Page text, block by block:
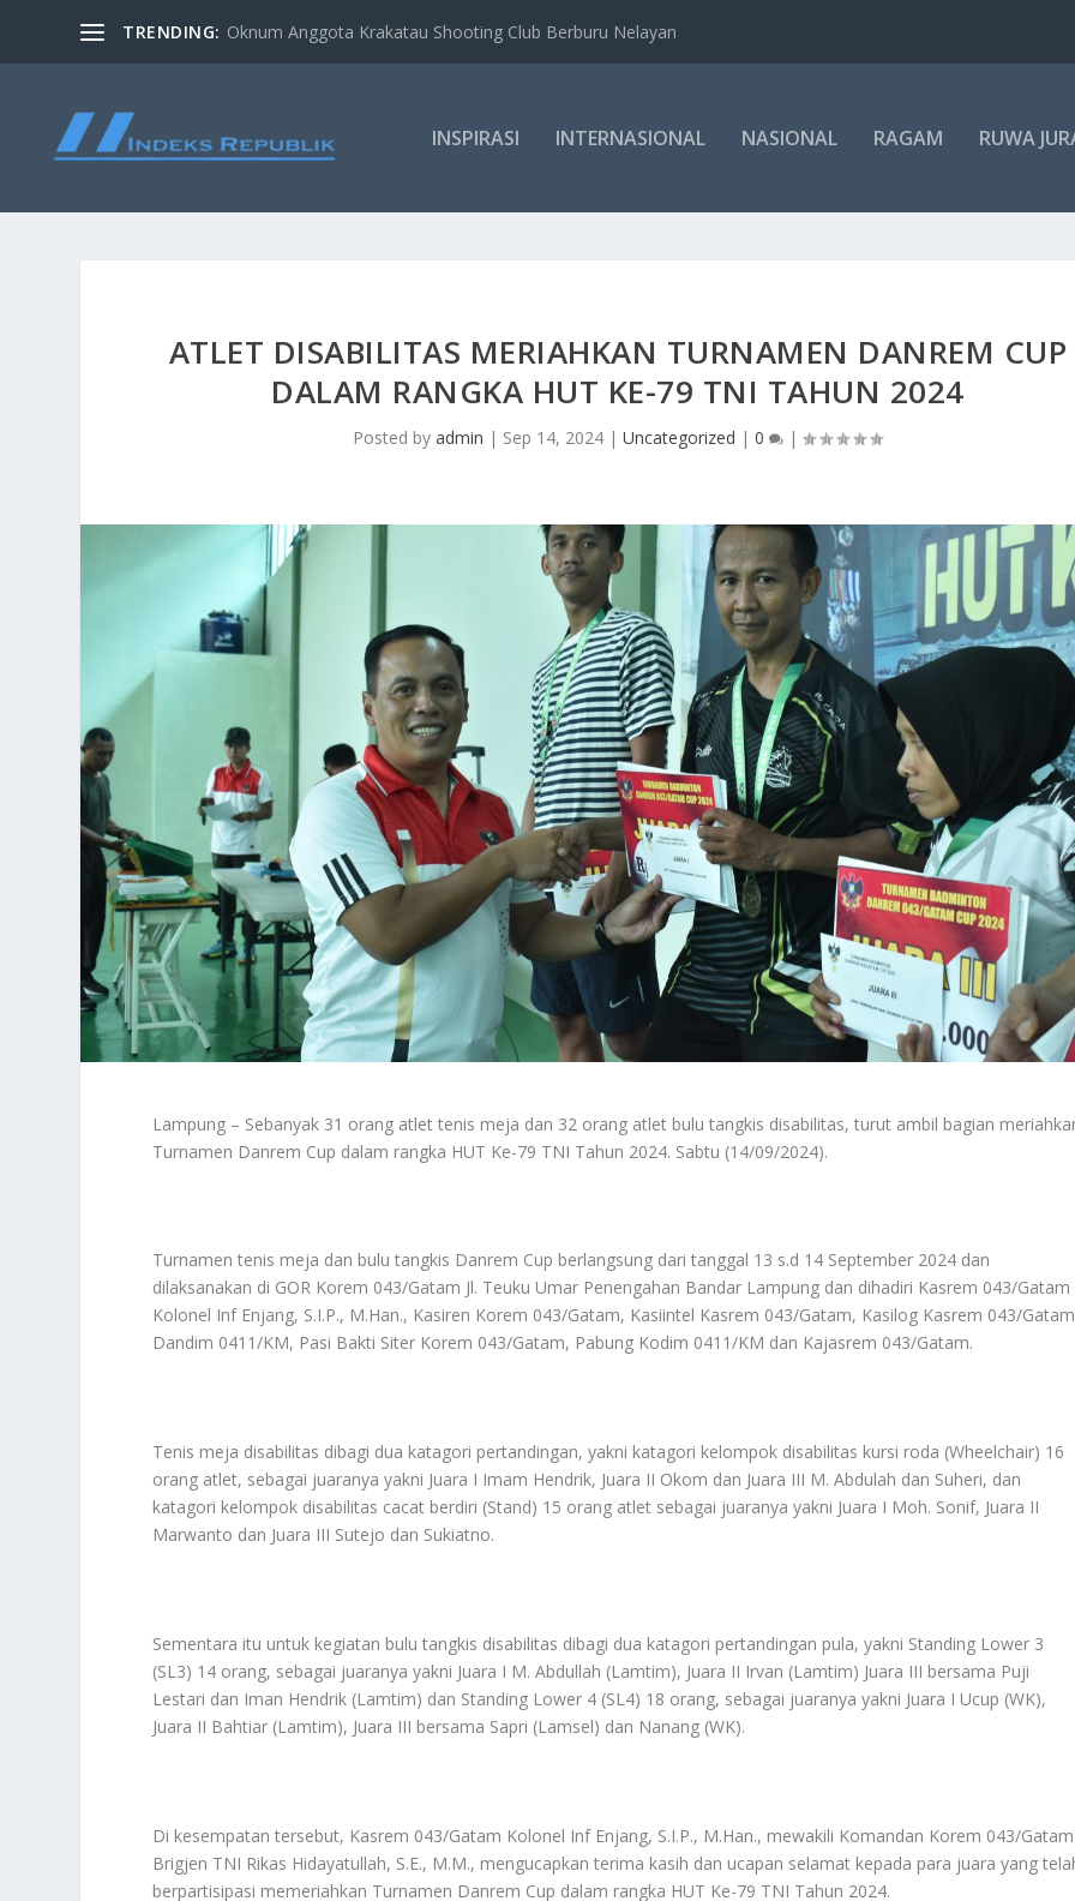
TRENDING: Oknum Anggota Krakatau Shooting Club Berburu Nelayan
INSPIRASI INTERNASIONAL NASIONAL RAGAM RUWA
ATLET DISABILITAS MERIAHKAN TURNAMEN DANREM CUP
DALAM RANGKA HUT KE-79 TNI TAHUN 2024
Posted byadmin | Sep 14, 2024 |Uncategorized |0 |
Lampung – Sebanyak 31 orang atlet tenis meja dan 32 orang atlet bulu tangkis disabilitas, turut ambil bagian
Turnamen Danrem Cup dalam rangka HUT Ke-79 TNI Tahun 2024. Sabtu (14/09/2024).
Turnamen tenis meja dan bulu tangkis Danrem Cup berlangsung dari tanggal 13 s.d 14 September 2024 dan
dilaksanakan di GOR Korem 043/Gatam Jl. Teuku Umar Penengahan Bandar Lampung dan dihadiri Kasrem 043/Gatam
Kolonel Inf Enjang, S.I.P., M.Han., Kasiren Korem 043/Gatam, Kasiintel Kasrem 043/Gatam, Kasilog Kasrem 043/
Dandim 0411/KM, Pasi Bakti Siter Korem 043/Gatam, Pabung Kodim 0411/KM dan Kajasrem 043/Gatam.
Tenis meja disabilitas dibagi dua katagori pertandingan, yakni katagori kelompok disabilitas kursi roda (Wheelchair) 16
orang atlet, sebagai juaranya yakni Juara I Imam Hendrik, Juara II Okom dan Juara III M. Abdulah dan Suheri, dan
katagori kelompok disabilitas cacat berdiri (Stand) 15 orang atlet sebagai juaranya yakni Juara I Moh. Sonif, Juara II
Marwanto dan Juara III Sutejo dan Sukiatno.
Sementara itu untuk kegiatan bulu tangkis disabilitas dibagi dua katagori pertandingan pula, yakni Standing Lower 3
(SL3) 14 orang, sebagai juaranya yakni Juara I M. Abdullah (Lamtim), Juara II Irvan (Lamtim) Juara III bersama Puji
Lestari dan Iman Hendrik (Lamtim) dan Standing Lower 4 (SL4) 18 orang, sebagai juaranya yakni Juara I Ucup (WK),
Juara II Bahtiar (Lamtim), Juara III bersama Sapri (Lamsel) dan Nanang (WK).
Di kesempatan tersebut, Kasrem 043/Gatam Kolonel Inf Enjang, S.I.P., M.Han., mewakili Komandan Korem 043/Gatam
Brigjen TNI Rikas Hidayatullah, S.E., M.M., mengucapkan terima kasih dan ucapan selamat kepada para juara yang
berpartisipasi memeriahkan Turnamen Danrem Cup dalam rangka HUT Ke-79 TNI Tahun 2024.